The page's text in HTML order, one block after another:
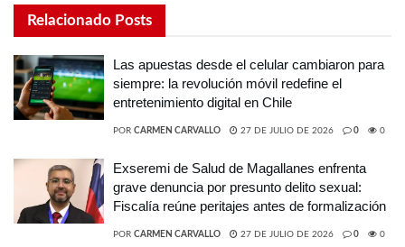
Relacionado Posts
Las apuestas desde el celular cambiaron para
siempre: la revolución móvil redefine el
entretenimiento digital en Chile
POR CARMEN CARVALLO 27 DE JULIO DE 2026 0 0
Exseremi de Salud de Magallanes enfrenta
grave denuncia por presunto delito sexual:
Fiscalía reúne peritajes antes de formalización
POR CARMEN CARVALLO 27 DE JULIO DE 2026 0 0